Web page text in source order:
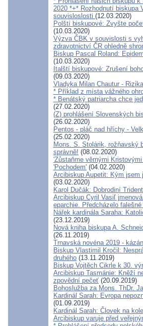
2020 *+* Rozhodnutí biskupa
souvisloslosti (12.03.2020)
Polští biskupové: Zvyšte
(10.03.2020)
Výzva ČBK v souvislosti s
zdravotnictví ČR ohledně
Biskup Pascal Roland:
(10.03.2020)
Italští biskupové: Zrušení
(09.03.2020)
Vladyka Milan Chautur -
* Příklad z místa vážného
* Benátský patriarcha chce
(27.02.2020)
(Z) prohlášení Slovenských
(26.02.2020)
Pentos - pláč nad hříchy -
(25.02.2020)
Mons. S. Stolárik, rožňavský
správně! (08.02.2020)
'Zůstaňme věrnými
'Pochodem' (04.02.2020)
Arcibiskup Aupetit: Kým jsem
(03.02.2020)
Karol Dučák: Dobrodiní
Arcibiskup Cyril Vasiľ
eparchie. Předcházelo
Nářek kardinála Saraha:
(23.12.2019)
Nová kniha biskupa A.
(26.11.2019)
Trnavská novéna 2019 -
Biskup Vlastimil Kročil:
druhého (13.11.2019)
Biskup Vojtěch Cikrle k 30.
Arcibiskup Tasmánie: Kněží
zpovědní pečeť (20.09.2019)
Bohoslužba za Mons. ThDr.
Kardinál Sarah: Evropa
(01.09.2019)
Kardinál Sarah: Človek na
Arcibiskup varuje před